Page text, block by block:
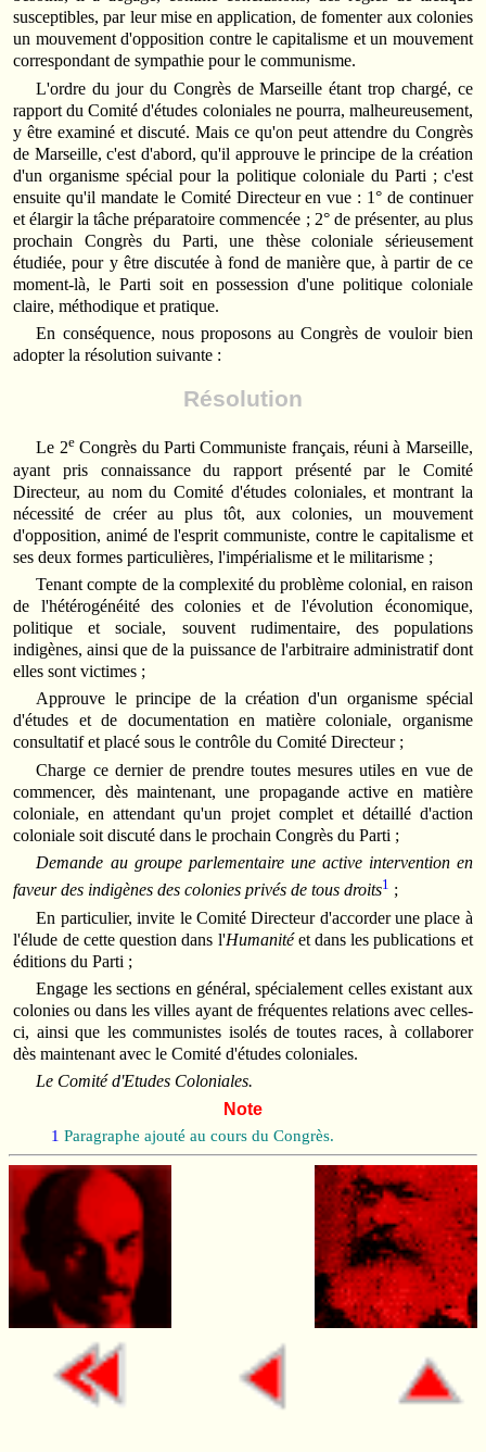
susceptibles, par leur mise en application, de fomenter aux colonies
un mouvement d'opposition contre le capitalisme et un mouvement
correspondant de sympathie pour le communisme.
L'ordre du jour du Congrès de Marseille étant trop chargé, ce
rapport du Comité d'études coloniales ne pourra, malheureusement,
y être examiné et discuté. Mais ce qu'on peut attendre du Congrès
de Marseille, c'est d'abord, qu'il approuve le principe de la création
d'un organisme spécial pour la politique coloniale du Parti ; c'est
ensuite qu'il mandate le Comité Directeur en vue : 1° de continuer
et élargir la tâche préparatoire commencée ; 2° de présenter, au plus
prochain Congrès du Parti, une thèse coloniale sérieusement
étudiée, pour y être discutée à fond de manière que, à partir de ce
moment-là, le Parti soit en possession d'une politique coloniale
claire, méthodique et pratique.
En conséquence, nous proposons au Congrès de vouloir bien
adopter la résolution suivante :
Résolution
Le 2eCongrès du Parti Communiste français, réuni à Marseille,
ayant pris connaissance du rapport présenté par le Comité
Directeur, au nom du Comité d'études coloniales, et montrant la
nécessité de créer au plus tôt, aux colonies, un mouvement
d'opposition, animé de l'esprit communiste, contre le capitalisme et
ses deux formes particulières, l'impérialisme et le militarisme ;
Tenant compte de la complexité du problème colonial, en raison
de l'hétérogénéité des colonies et de l'évolution économique,
politique et sociale, souvent rudimentaire, des populations
indigènes, ainsi que de la puissance de l'arbitraire administratif dont
elles sont victimes ;
Approuve le principe de la création d'un organisme spécial
d'études et de documentation en matière coloniale, organisme
consultatif et placé sous le contrôle du Comité Directeur ;
Charge ce dernier de prendre toutes mesures utiles en vue de
commencer, dès maintenant, une propagande active en matière
coloniale, en attendant qu'un projet complet et détaillé d'action
coloniale soit discuté dans le prochain Congrès du Parti ;
Demande au groupe parlementaire une active intervention en
faveur des indigènes des colonies privés de tous droits1 ;
En particulier, invite le Comité Directeur d'accorder une place à
l'élude de cette question dans l'Humanitéet dans les publications et
éditions du Parti ;
Engage les sections en général, spécialement celles existant aux
colonies ou dans les villes ayant de fréquentes relations avec celles-
ci, ainsi que les communistes isolés de toutes races, à collaborer
dès maintenant avec le Comité d'études coloniales.
Le Comité d'Etudes Coloniales.
Note
1 Paragraphe ajouté au cours du Congrès.